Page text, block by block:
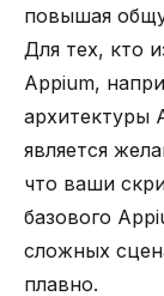
повышая
Для тех, кто
Appium,
архитектуры
является
что ваши
базового
сложных
плавно.